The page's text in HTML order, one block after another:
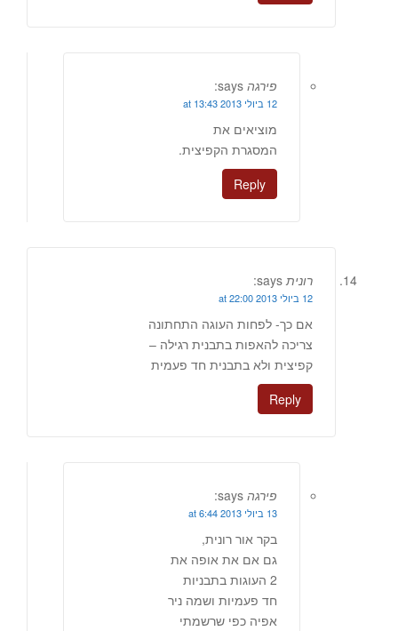
פירגה says:
12 ביולי 2013 at 13:43
מוציאים את
המסגרת הקפיצית.
Reply
רונית says:
12 ביולי 2013 at 22:00
אם כך- לפחות העוגה התחתונה
צריכה להאפות בתבנית רגילה –
קפיצית ולא בתבנית חד פעמית
Reply
פירגה says:
13 ביולי 2013 at 6:44
בקר אור רונית,
גם אם את אופה את
2 העוגות בתבניות
חד פעמיות ושמה ניר
אפיה כפי שרשמתי